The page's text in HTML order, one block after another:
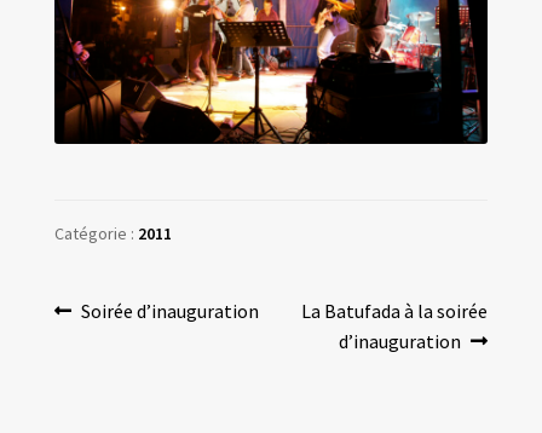
Catégorie : 2011
Navigation
Article
Soirée d’inauguration
Article
suivant :
La Batufada à la soirée
d’inauguration